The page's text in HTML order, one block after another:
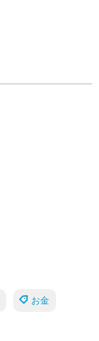
お金